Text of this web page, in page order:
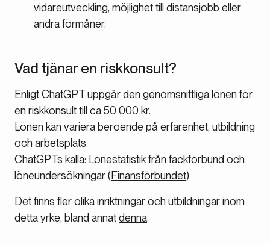
vidareutveckling, möjlighet till distansjobb eller
andra förmåner.
Vad tjänar en riskkonsult?
Enligt ChatGPT uppgår den genomsnittliga lönen för
en riskkonsult till ca 50 000 kr.
Lönen kan variera beroende på erfarenhet, utbildning
och arbetsplats.
ChatGPTs källa: Lönestatistik från fackförbund och
löneundersökningar (Finansförbundet)
Det finns fler olika inriktningar och utbildningar inom
detta yrke, bland annatdenna.